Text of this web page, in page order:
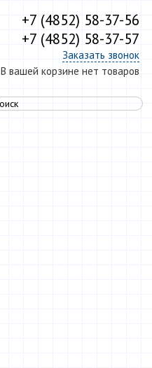
+7 (4852) 58-37-56
+7 (4852) 58-37-57
Заказать звонок
В вашей корзине нет товаров